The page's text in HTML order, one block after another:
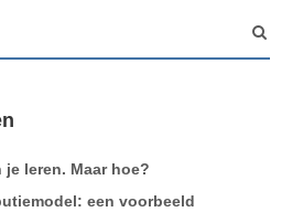
leren. Maar hoe?
een voorbeeld